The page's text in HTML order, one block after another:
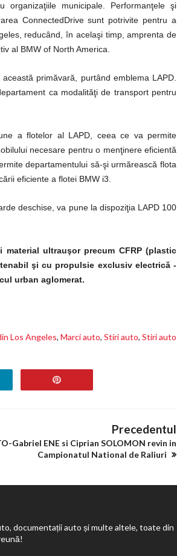
municipale. Performanţele şi
ConnectedDrive sunt potrivite pentru a
reducând, în acelaşi timp, amprenta de
al BMW of North America.
primăvară, purtând emblema LAPD.
ca modalităţi de transport pentru
a flotelor al LAPD, ceea ce va permite
necesare pentru o menţinere eficientă
departamentului să-şi urmărească flota
eficiente a flotei BMW i3.
deschise, va pune la dispoziţia LAPD 100
ultrauşor precum CFRP (plastic
şi cu propulsie exclusiv electrică -
urban aglomerat.
Los Angeles, Marci auto, Stiri auto, Stiri auto
Precedentul
Gabriel ENE si Ciprian SOLOMON revin in
Campionatul National de Raliuri
documentații auto și multe altele, toate din